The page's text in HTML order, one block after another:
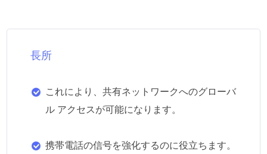
長所
これにより、共有ネットワークへのグローバ
ル アクセスが可能になります。
携帯電話の信号を強化するのに役立ちます。